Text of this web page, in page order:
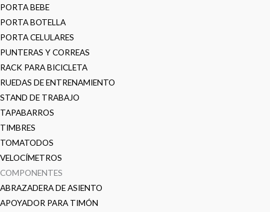
PORTA BEBE
PORTA BOTELLA
PORTA CELULARES
PUNTERAS Y CORREAS
RACK PARA BICICLETA
RUEDAS DE ENTRENAMIENTO
STAND DE TRABAJO
TAPABARROS
TIMBRES
TOMATODOS
VELOCÍMETROS
COMPONENTES
ABRAZADERA DE ASIENTO
APOYADOR PARA TIMÓN